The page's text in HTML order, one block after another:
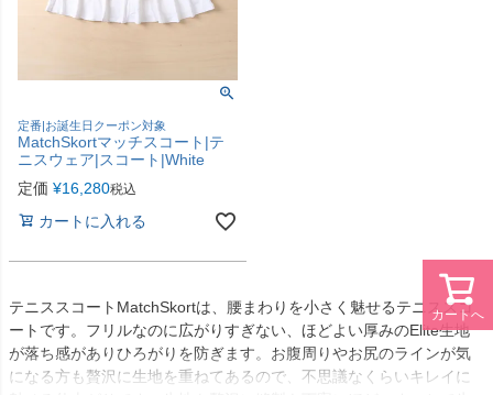
定番|お誕生日クーポン対象
MatchSkortマッチスコート|テ
ニスウェア|スコート|White
定価 ¥16,280税込
カートに入れる
テニススコートMatchSkortは、腰まわりを小さく魅せるテニススコ
ートです。フリルなのに広がりすぎない、ほどよい厚みのElite生地
が落ち感がありひろがりを防ぎます。お腹周りやお尻のラインが気
になる方も贅沢に生地を重ねてあるので、不思議なくらいキレイに
カートへ